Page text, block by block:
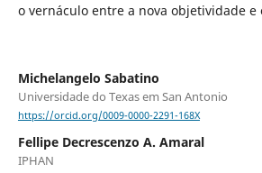
o vernáculo entre a nova objetividade e
Michelangelo Sabatino
Universidade do Texas em San Antonio
https://orcid.org/0009-0000-2291-168X
Fellipe Decrescenzo A. Amaral
IPHAN